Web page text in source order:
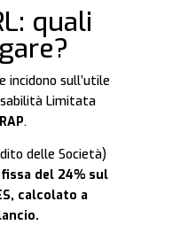
quali
incidono sull’utile
Limitata
.
delle Società)
del 24% sul
calcolato a